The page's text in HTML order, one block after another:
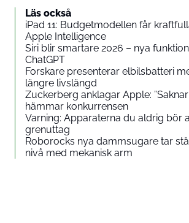
Läs också
iPad 11: Budgetmodellen får
Apple Intelligence
Siri blir smartare 2026 – nya
ChatGPT
Forskare presenterar elbilsbatteri
längre livslängd
Zuckerberg anklagar Apple:
hämmar konkurrensen
Varning: Apparaterna du aldrig bör
grenuttag
Roborocks nya dammsugare tar
nivå med mekanisk arm